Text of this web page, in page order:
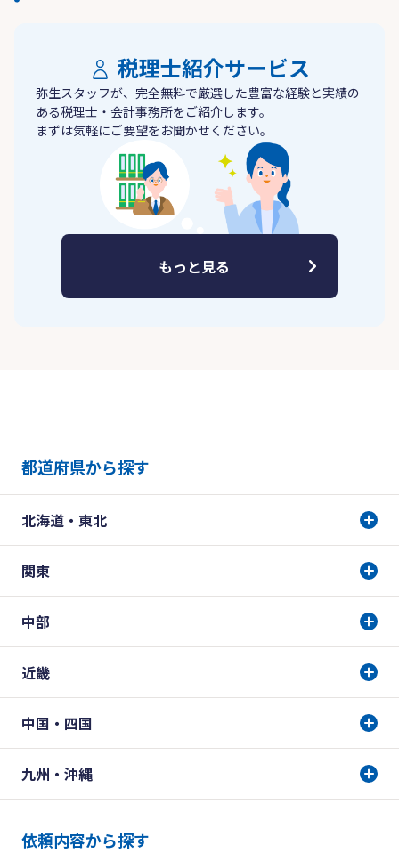
税理士紹介サービス
弥生スタッフが、完全無料で厳選した豊富な経験と実績の
ある税理士・会計事務所をご紹介します。
まずは気軽にご要望をお聞かせください。
もっと見る
都道府県から探す
北海道・東北
関東
中部
近畿
中国・四国
九州・沖縄
依頼内容から探す